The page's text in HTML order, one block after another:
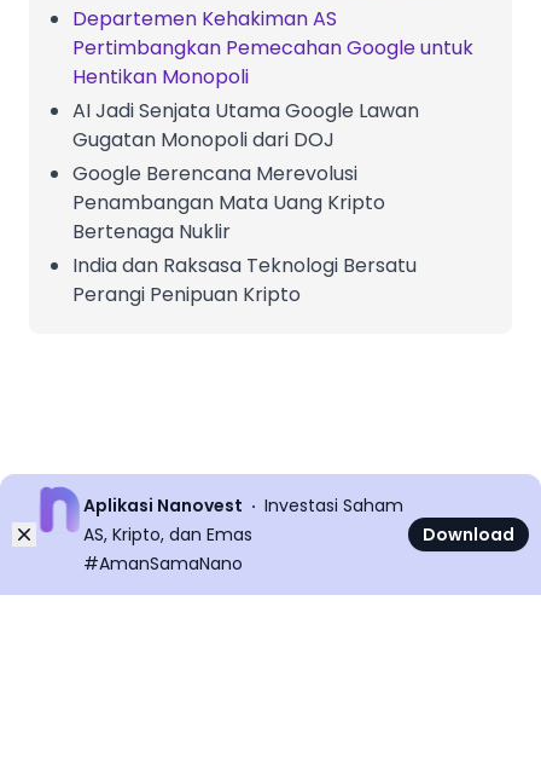
Departemen Kehakiman AS
Pertimbangkan Pemecahan Google untuk
Hentikan Monopoli
AI Jadi Senjata Utama Google Lawan
Gugatan Monopoli dari DOJ
Google Berencana Merevolusi
Penambangan Mata Uang Kripto
Bertenaga Nuklir
India dan Raksasa Teknologi Bersatu
Perangi Penipuan Kripto
Dismiss
Aplikasi Nanovest
Investasi Saham
AS, Kripto, dan Emas
#AmanSamaNano
Download